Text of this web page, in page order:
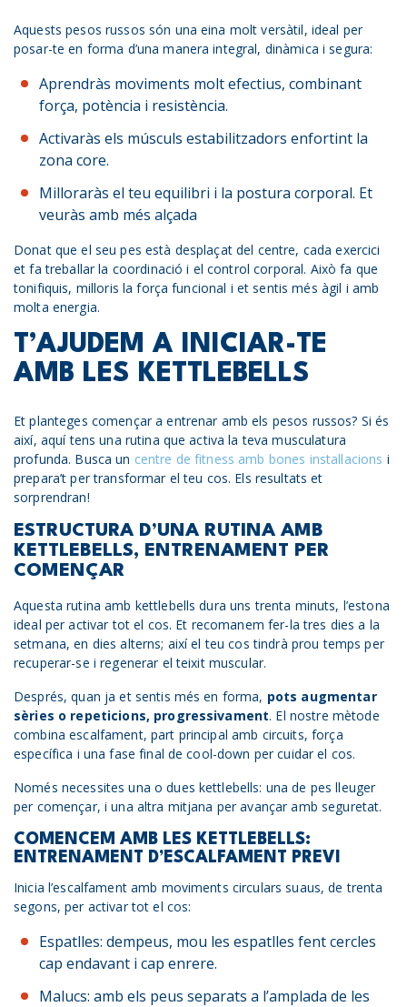
Aquests pesos russos són una eina molt versàtil, ideal per
posar-te en forma d’una manera integral, dinàmica i segura:
Aprendràs moviments molt efectius, combinant
força, potència i resistència.
Activaràs els músculs estabilitzadors enfortint la
zona core.
Milloraràs el teu equilibri i la postura corporal. Et
veuràs amb més alçada
Donat que el seu pes està desplaçat del centre, cada exercici
et fa treballar la coordinació i el control corporal. Això fa que
tonifiquis, milloris la força funcional i et sentis més àgil i amb
molta energia.
T’AJUDEM A INICIAR-TE
AMB LES KETTLEBELLS
Et planteges començar a entrenar amb els pesos russos? Si és
així, aquí tens una rutina que activa la teva musculatura
profunda. Busca un centre de fitness amb bones instal·lacions i
prepara’t per transformar el teu cos. Els resultats et
sorprendran!
ESTRUCTURA D’UNA RUTINA AMB
KETTLEBELLS, ENTRENAMENT PER
COMENÇAR
Aquesta rutina amb kettlebells dura uns trenta minuts, l’estona
ideal per activar tot el cos. Et recomanem fer-la tres dies a la
setmana, en dies alterns; així el teu cos tindrà prou temps per
recuperar-se i regenerar el teixit muscular.
Després, quan ja et sentis més en forma, pots augmentar
sèries o repeticions, progressivament. El nostre mètode
combina escalfament, part principal amb circuits, força
específica i una fase final de cool-down per cuidar el cos.
Només necessites una o dues kettlebells: una de pes lleuger
per començar, i una altra mitjana per avançar amb seguretat.
COMENCEM AMB LES KETTLEBELLS:
ENTRENAMENT D’ESCALFAMENT PREVI
Inicia l’escalfament amb moviments circulars suaus, de trenta
segons, per activar tot el cos:
Espatlles: dempeus, mou les espatlles fent cercles
cap endavant i cap enrere.
Malucs: amb els peus separats a l’amplada de les